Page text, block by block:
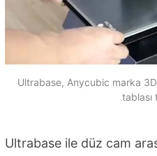
Ultrabase, Anycubic marka 3D
tablası
Ultrabase ile düz cam